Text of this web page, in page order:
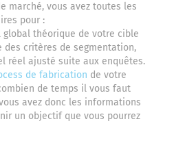
marché, vous avez toutes les
pour :
théorique de votre cible
des critères de segmentation,
réel ajusté suite aux enquêtes.
de fabrication de votre
de temps il vous faut
avez donc les informations
un objectif que vous pourrez